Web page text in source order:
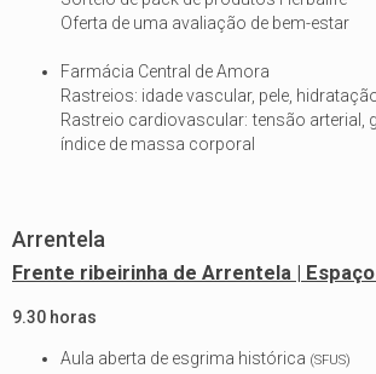
Oferta de uma avaliação de bem-estar
Farmácia Central de Amora
Rastreios: idade vascular, pele,
Rastreio cardiovascular: tensão arterial,
índice de massa corporal
Arrentela
Frente ribeirinha de Arrentela |
9.30 horas
Aula aberta de esgrima histórica (SFUS)